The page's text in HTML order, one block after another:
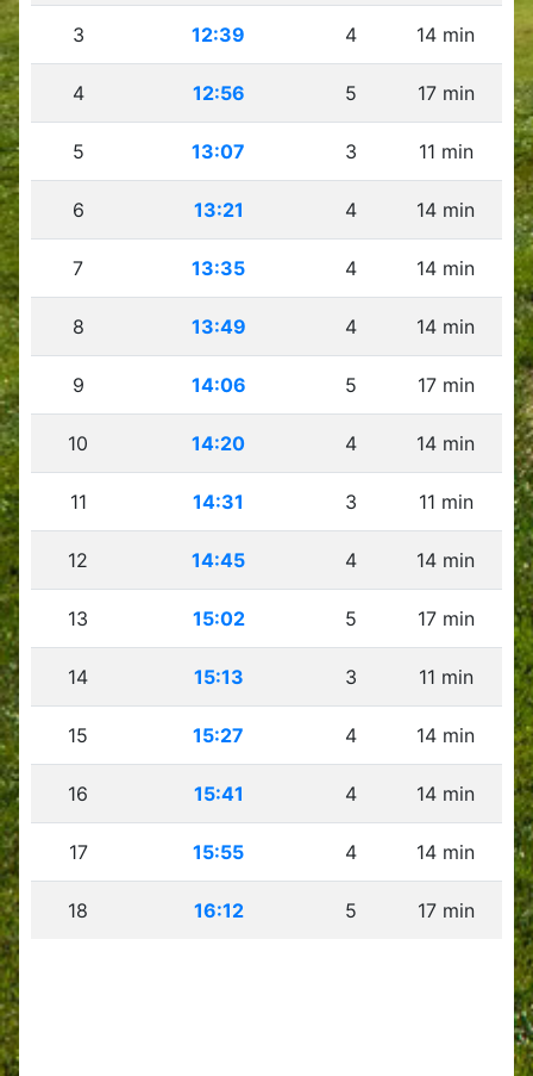
3 12:39 4 14 min
4 12:56 5 17 min
5 13:07 3 11 min
6 13:21 4 14 min
7 13:35 4 14 min
8 13:49 4 14 min
9 14:06 5 17 min
10 14:20 4 14 min
11 14:31 3 11 min
12 14:45 4 14 min
13 15:02 5 17 min
14 15:13 3 11 min
15 15:27 4 14 min
16 15:41 4 14 min
17 15:55 4 14 min
18 16:12 5 17 min